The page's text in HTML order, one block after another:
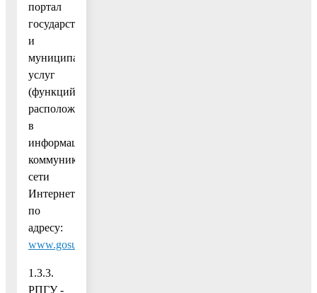
портал
государственных
и
муниципальных
услуг
(функций)",
расположенная
в
информационно-
коммуникационной
сети
Интернет
по
адресу:
www.gosuslugi.ru
1.3.3.
РПГУ -